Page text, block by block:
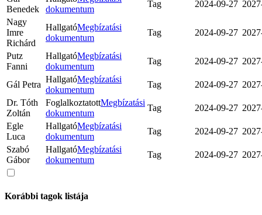
Benedek
dokumentum
Tag 2024-09-27
Nagy
Imre
Richárd
HallgatóMegbízatási
dokumentum
Tag 2024-09-27
Putz
Fanni
HallgatóMegbízatási
dokumentum
Tag 2024-09-27
Gál Petra
HallgatóMegbízatási
dokumentum
Tag 2024-09-27
Dr. Tóth
Zoltán
FoglalkoztatottMegbízatási
dokumentum
Tag 2024-09-27
Egle
Luca
HallgatóMegbízatási
dokumentum
Tag 2024-09-27
Szabó
Gábor
HallgatóMegbízatási
dokumentum
Tag 2024-09-27
Korábbi tagok listája